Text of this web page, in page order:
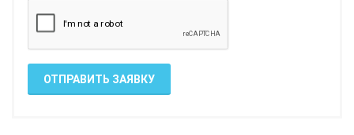
ОТПРАВИТЬ ЗАЯВКУ